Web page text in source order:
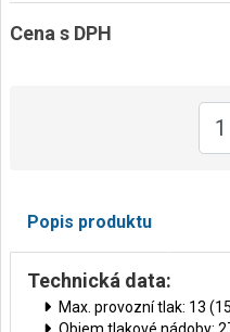
Cena s DPH
Popis produktu
Technická data:
Max. provozní tlak: 13